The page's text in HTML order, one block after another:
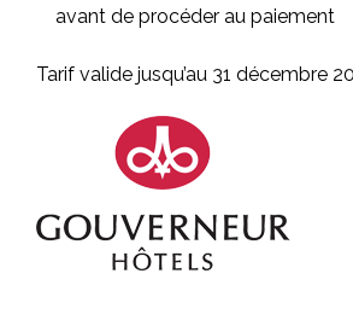
avant de procéder au paiement
Tarif valide jusqu’au 31 décembre